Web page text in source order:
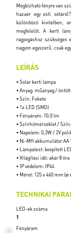
Megbízható fényre van
hazaér egy esti
különböző kivitelben,
megfelelőt. A kerti
ragyogáshoz szükséges
nagyon egyszerű, csak
LEÍRÁS
• Solar kerti lámpa
• Anyag: műanyag /
• Szín: Fekete
• 1x LED (SMD)
• Fényáram: 10,0 lm
• Színhőmérséklet /
• Napelem: 0,3W / 2V
• Ni-MH akkumulátor AA
• Lámpatest: beépített
• Világítási idő: akár 8 óra
• IP védelem: IP44
• Méret: 125 x 460 mm (⌀
TECHNIKAI
LED-ek száma
1
Fényáram